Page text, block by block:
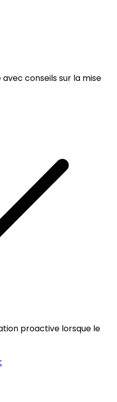
conseils sur la mise
proactive lorsque le